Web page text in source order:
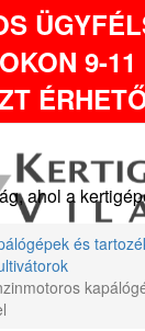
9-
ahol a
és